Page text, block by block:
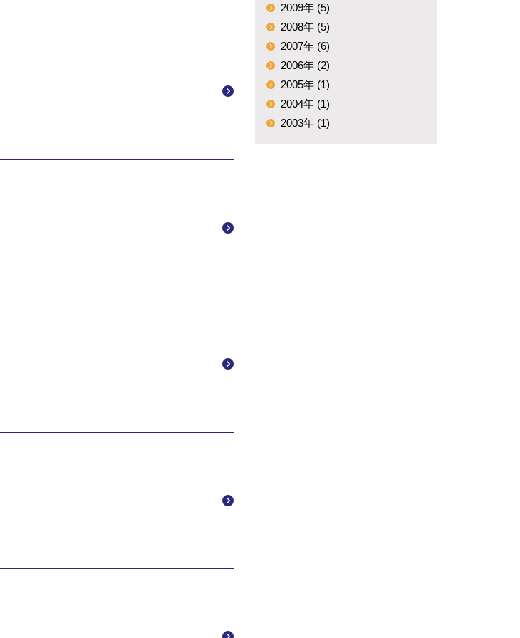
2009年 (5)
2008年 (5)
2007年 (6)
2006年 (2)
2005年 (1)
2004年 (1)
2003年 (1)